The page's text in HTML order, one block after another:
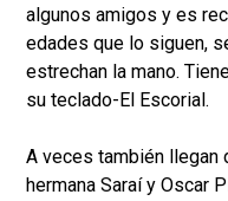
algunos amigos y es
edades que lo siguen,
estrechan la mano.
su teclado-El Escorial.
A veces también llegan
hermana Saraí y Oscar